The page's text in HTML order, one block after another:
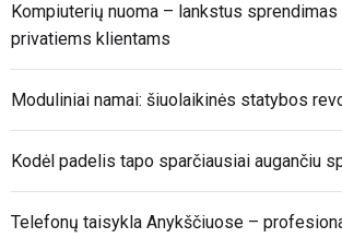
Kompiuterių nuoma – lankstus
privatiems klientams
Moduliniai namai: šiuolaikinės statybos
Kodėl padelis tapo sparčiausiai augančiu
Telefonų taisykla Anykščiuose –